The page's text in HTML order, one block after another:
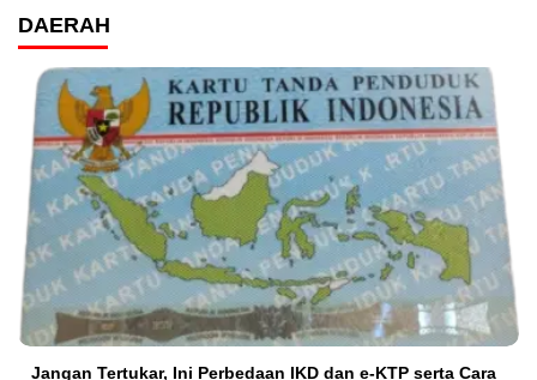
DAERAH
Jangan Tertukar, Ini Perbedaan IKD dan e-KTP serta Cara